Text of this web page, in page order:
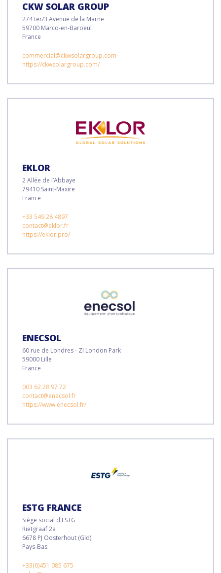
CKW SOLAR GROUP
274 ter/3 Avenue de la Marne
59700 Marcq-en-Baroeul
France
commercial@ckwsolargroup.com
https://ckwsolargroup.com/
EKLOR
2 Allée de l’Abbaye
79410 Saint-Maxire
France
+33 549 28 4897
contact@eklor.fr
https://eklor.pro/
ENECSOL
60 rue de Londres - ZI London Park
59000 Lille
France
003 62 28 97 72
contact@enecsol.fr
https://www.enecsol.fr/
ESTG FRANCE
Siège social d'ESTG
Rietgraaf 2a
6678 PJ Oosterhout (Gld)
Pays-Bas
+33(0)451 085 675